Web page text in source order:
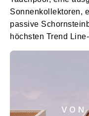
Sonnenkollektoren,
passive
höchsten Trend